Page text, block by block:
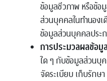
ข้อมูลชีวภาพ หรือข้อ
ส่วนบุคคลในทำนอง
ข้อมูลส่วนบุคคลประ
การประมวลผลข้อ
ใด ๆ กับข้อมูลส่วนบุ
จัดระเบียบ เก็บรักษ